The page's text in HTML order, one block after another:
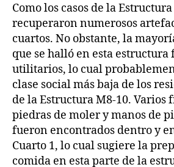
Como los casos de la
recuperaron numerosos
cuartos. No obstante, la
que se halló en esta
utilitarios, lo cual
clase social más baja de los
de la Estructura M8-10. Varios
piedras de moler y manos de
fueron encontrados dentro y
Cuarto 1, lo cual sugiere la
comida en esta parte de la